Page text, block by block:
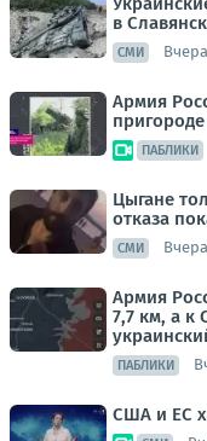
в
СМИ
Армия
ПАБЛИКИ
Цыгане
отказа
СМИ
Армия
7,7 км, а к
ПАБЛИКИ
США и ЕС